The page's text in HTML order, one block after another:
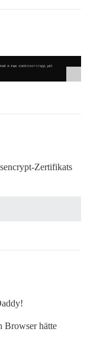
Zertifikats
Browser hätte